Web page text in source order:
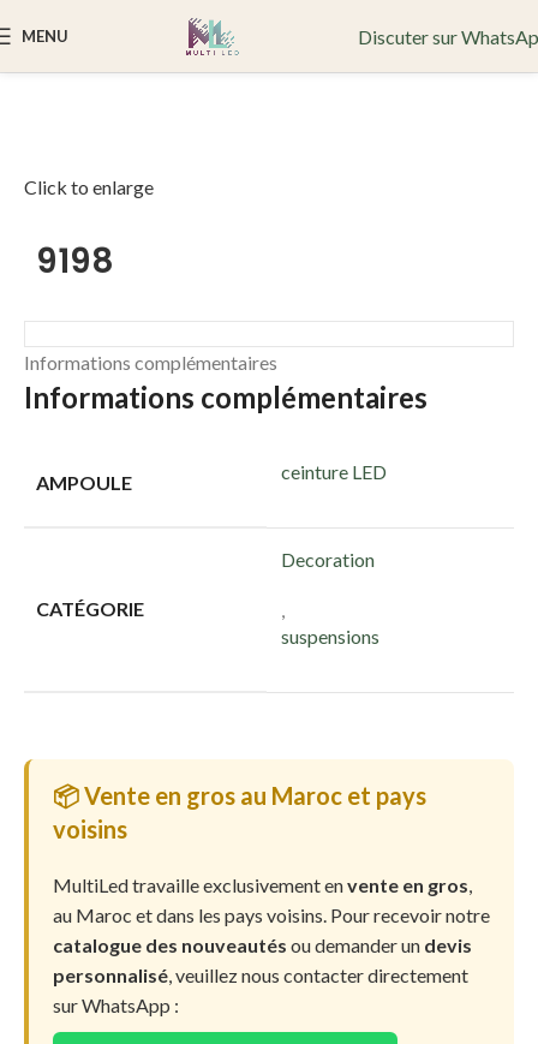
MENU Discuter sur
Accueil 9198
Click to enlarge
9198
Informations complémentaires
Informations complémentaires
AMPOULE ceinture LED
CATÉGORIE
Decoration
,
suspensions
📦 Vente en gros au Maroc et pays
voisins
MultiLed travaille exclusivement envente en gros,
au Maroc et dans les pays voisins. Pour recevoir notre
catalogue des nouveautés ou demander un devis
personnalisé, veuillez nous contacter directement
sur WhatsApp :